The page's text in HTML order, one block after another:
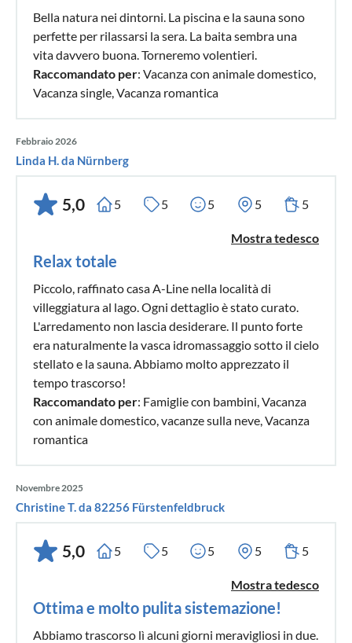
Bella natura nei dintorni. La piscina e la sauna sono
perfette per rilassarsi la sera. La baita sembra una
vita davvero buona. Torneremo volentieri.
Raccomandato per: Vacanza con animale domestico,
Vacanza single, Vacanza romantica
Febbraio 2026
Linda H. da Nürnberg
5,0 5 5 5 5 5
Mostra tedesco
Relax totale
Piccolo, raffinato casa A-Line nella località di
villeggiatura al lago. Ogni dettaglio è stato curato.
L'arredamento non lascia desiderare. Il punto forte
era naturalmente la vasca idromassaggio sotto il cielo
stellato e la sauna. Abbiamo molto apprezzato il
tempo trascorso!
Raccomandato per: Famiglie con bambini, Vacanza
con animale domestico, vacanze sulla neve, Vacanza
romantica
Novembre 2025
Christine T. da 82256 Fürstenfeldbruck
5,0 5 5 5 5 5
Mostra tedesco
Ottima e molto pulita sistemazione!
Abbiamo trascorso lì alcuni giorni meravigliosi in due.